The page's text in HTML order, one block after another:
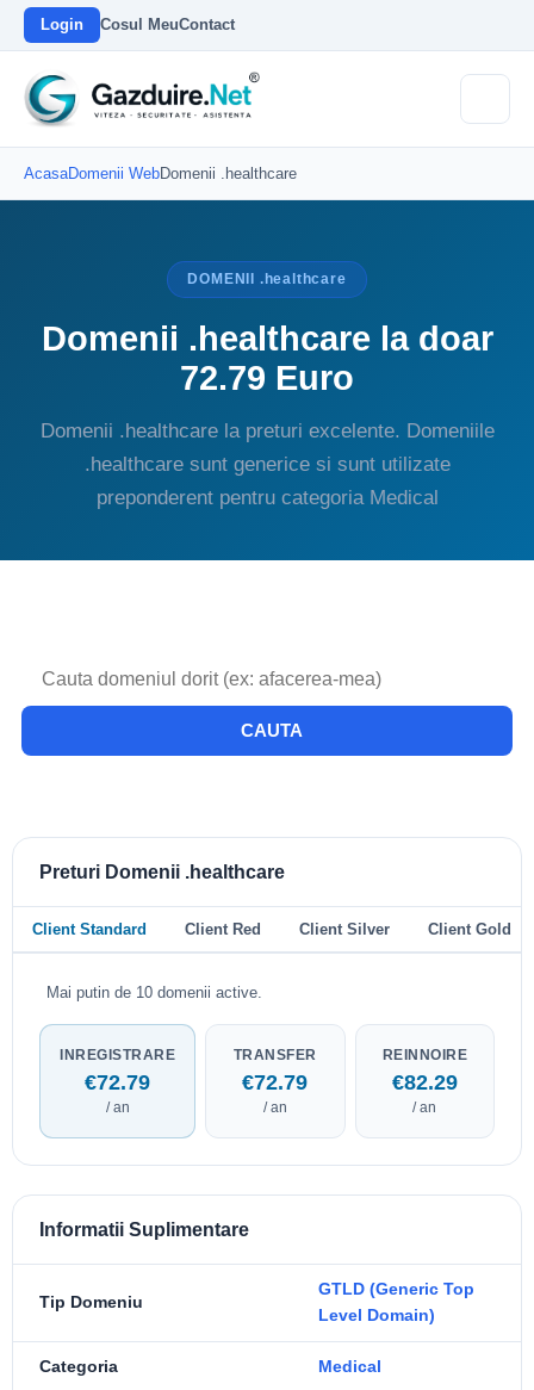
Login Cosul MeuContact
AcasaDomenii WebDomenii .healthcare
DOMENII .healthcare
Domenii .healthcare la doar
72.79 Euro
Domenii .healthcare la preturi excelente. Domeniile
.healthcare sunt generice si sunt utilizate
preponderent pentru categoria Medical
CAUTA
Preturi Domenii .healthcare
Client Standard Client Red Client Silver Client Gold
Mai putin de 10 domenii active.
INREGISTRARE
€72.79
/ an
TRANSFER
€72.79
/ an
REINNOIRE
€82.29
/ an
Informatii Suplimentare
Tip Domeniu
GTLD (Generic Top
Level Domain)
Categoria Medical